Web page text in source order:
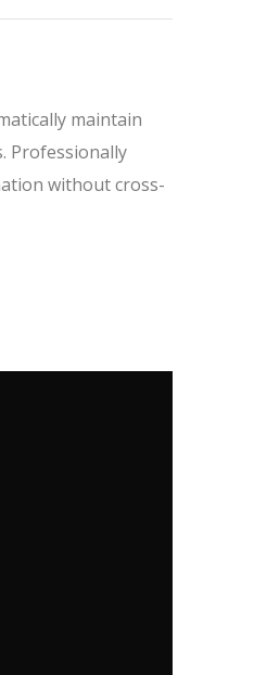
maintain
Professionally
without cross-